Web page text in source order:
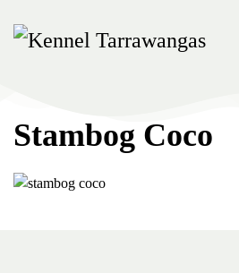
Skip
Stambog Coco